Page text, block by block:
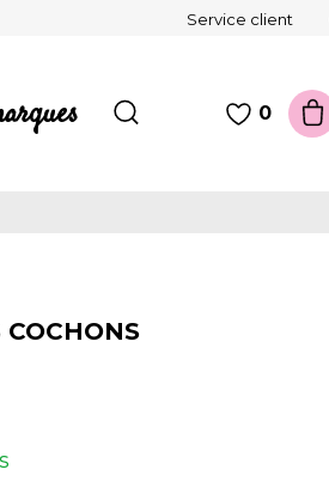
Service client
0
COCHONS